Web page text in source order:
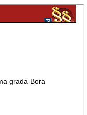
grada Bora